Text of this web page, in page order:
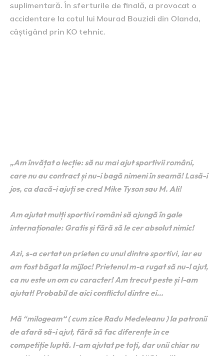
suplimentară. În sferturile de finală, a provocat o
accidentare la cotul lui Mourad Bouzidi din Olanda,
câștigând prin KO tehnic.
„Am învățat o lecție: să nu mai ajut sportivii români,
care nu au contract și nu-i bagă nimeni în seamă! Lasă-i
jos, ca dacă-i ajuți se cred Mike Tyson sau M. Ali!
Am ajutat mulți sportivi români să ajungă în gale
internaționale: Gratis și fără să le cer absolut nimic!
Azi, s-a certat un prieten cu unul dintre sportivi, iar eu
am fost băgat la mijloc! Prietenul m-a rugat să nu-l ajut,
ca nu este un om cu caracter! Am trecut peste și l-am
ajutat! Probabil de aici conflictul dintre ei…
Mă “milogeam“ ( cum zice Radu Medeleanu ) la patronii
de afară să-i ajut, fără să fac diferențe în ce
competiție luptă. I-am ajutat pe toți, dar unii chiar nu